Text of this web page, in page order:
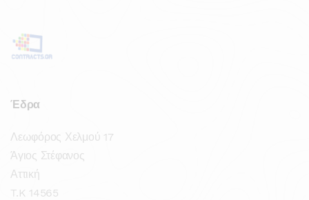
Έδρα
Λεωφόρος Χελμού 17
Άγιος Στέφανος
Αττική
T.K 14565